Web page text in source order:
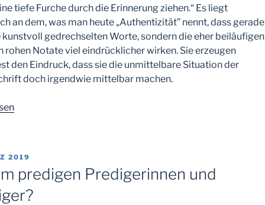
tiefe Furche durch die Erinnerung ziehen.“ Es liegt
an dem, was man heute „Authentizität” nennt, dass gerade
kunstvoll gedrechselten Worte, sondern die eher beiläufigen
rohen Notate viel eindrücklicher wirken. Sie erzeugen
den Eindruck, dass sie die unmittelbare Situation der
doch irgendwie mittelbar machen.
2019
predigen Predigerinnen und